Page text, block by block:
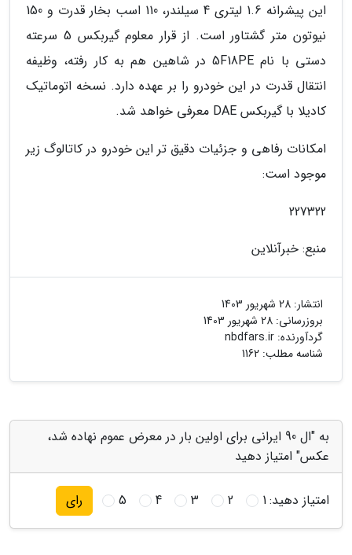
این پیشرانه 1.6 لیتری 4 سیلندر، 110 اسب بخار قدرت و 150
نیوتون متر گشتاور است. از قرار معلوم گیربکس 5 سرعته
دستی با نام 5F18PE در شاهین هم به کار رفته، وظیفه
انتقال قدرت در این خودرو را بر عهده دارد. نسخه اتوماتیک
کادیلا با گیربکس DAE معرفی خواهد شد.
امکانات رفاهی و جزئیات دقیق تر این خودرو در کاتالوگ زیر
موجود است:
227322
منبع: خبرآنلاین
انتشار: 28 شهریور 1403
بروزرسانی: 28 شهریور 1403
گردآورنده: nbdfars.ir
شناسه مطلب: 1162
به "ال 90 ایرانی برای اولین بار در معرض عموم نهاده شد،
عکس" امتیاز دهید
امتیاز دهید:1
2
3
4
5 رای